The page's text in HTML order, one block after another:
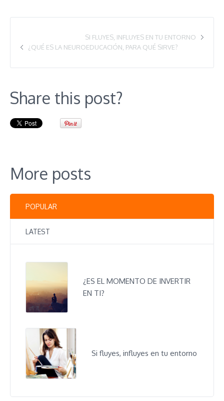
SI FLUYES, INFLUYES EN TU ENTORNO
¿QUÉ ES LA NEUROEDUCACIÓN, PARA QUÉ SIRVE?
Share this post?
More posts
POPULAR
LATEST
¿ES EL MOMENTO DE INVERTIR
EN TI?
Si fluyes, influyes en tu entorno